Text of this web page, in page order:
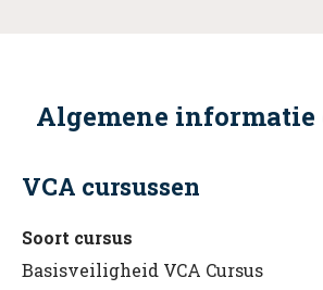
Algemene informatie
VCA cursussen
Soort cursus
Basisveiligheid VCA Cursus